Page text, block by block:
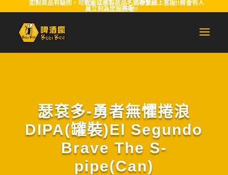
如對商品有疑問，可截圖或複製商品名稱聯繫線上客服!!將會有人
員立刻為您服務喔!!
瑟袞多-勇者無懼捲浪
DIPA(罐裝)El Segundo
Brave The S-
pipe(Can)